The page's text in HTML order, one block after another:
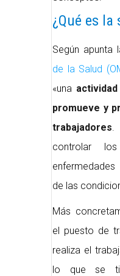
¿Qué es
Según apunta
de la Salud
«una
promueve y
trabajadores.
controlar
de las
Más
el puesto de
realiza el
lo que se